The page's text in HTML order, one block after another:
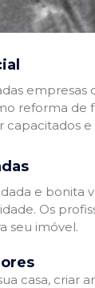
reforma de
e bonita
Os
seu imóvel.
casa, criar